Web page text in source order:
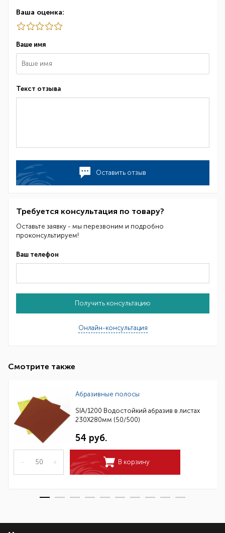
Ваша оценка:
Ваше имя
Текст отзыва
Оставить отзыв
Требуется консультация по товару?
Оставьте заявку - мы перезвоним и подробно
проконсультируем!
Ваш телефон
Получить консультацию
Онлайн-консультация
Смотрите также
Абразивные полосы
SIA/1200 Водостойкий абразив в листах
230Х280мм (50/500)
54 руб.
– + В корзину